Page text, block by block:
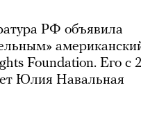
РФ объявила
Foundation. Его с
Юлия Навальная